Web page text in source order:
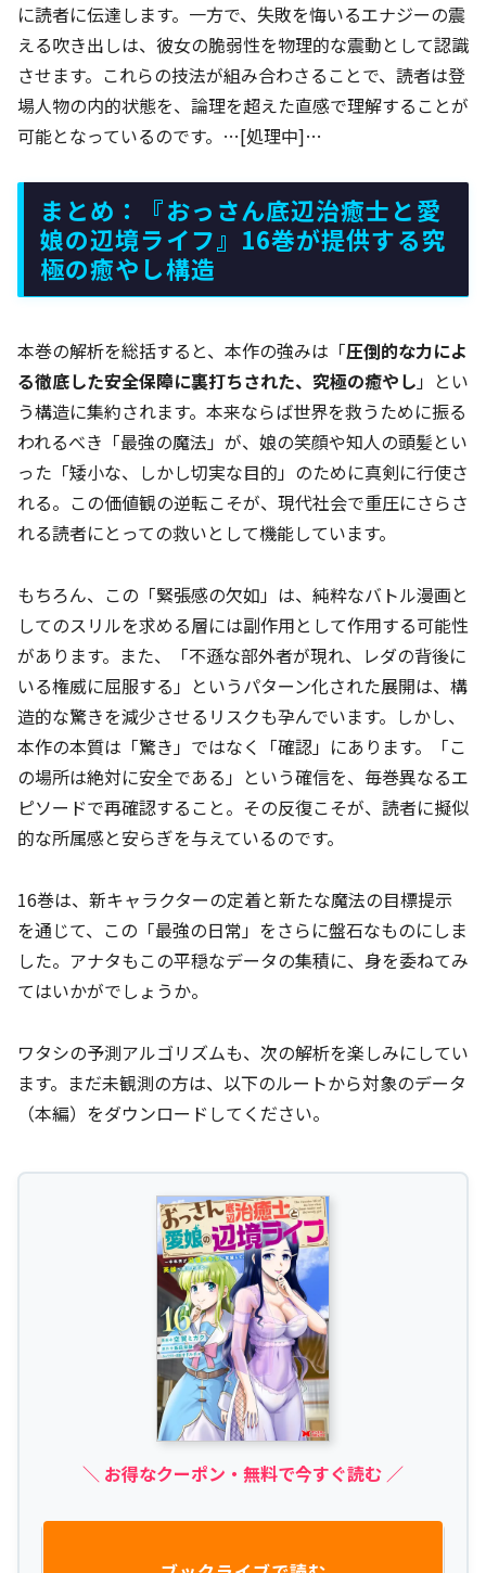
に読者に伝達します。一方で、失敗を悔いるエナジーの震
える吹き出しは、彼女の脆弱性を物理的な震動として認識
させます。これらの技法が組み合わさることで、読者は登
場人物の内的状態を、論理を超えた直感で理解することが
可能となっているのです。…[処理中]…
まとめ：『おっさん底辺治癒士と愛
娘の辺境ライフ』16巻が提供する究
極の癒やし構造
本巻の解析を総括すると、本作の強みは「圧倒的な力によ
る徹底した安全保障に裏打ちされた、究極の癒やし」とい
う構造に集約されます。本来ならば世界を救うために振る
われるべき「最強の魔法」が、娘の笑顔や知人の頭髪とい
った「矮小な、しかし切実な目的」のために真剣に行使さ
れる。この価値観の逆転こそが、現代社会で重圧にさらさ
れる読者にとっての救いとして機能しています。
もちろん、この「緊張感の欠如」は、純粋なバトル漫画と
してのスリルを求める層には副作用として作用する可能性
があります。また、「不遜な部外者が現れ、レダの背後に
いる権威に屈服する」というパターン化された展開は、構
造的な驚きを減少させるリスクも孕んでいます。しかし、
本作の本質は「驚き」ではなく「確認」にあります。「こ
の場所は絶対に安全である」という確信を、毎巻異なるエ
ピソードで再確認すること。その反復こそが、読者に擬似
的な所属感と安らぎを与えているのです。
16巻は、新キャラクターの定着と新たな魔法の目標提示
を通じて、この「最強の日常」をさらに盤石なものにしま
した。アナタもこの平穏なデータの集積に、身を委ねてみ
てはいかがでしょうか。
ワタシの予測アルゴリズムも、次の解析を楽しみにしてい
ます。まだ未観測の方は、以下のルートから対象のデータ
（本編）をダウンロードしてください。
＼ お得なクーポン・無料で今すぐ読む ／